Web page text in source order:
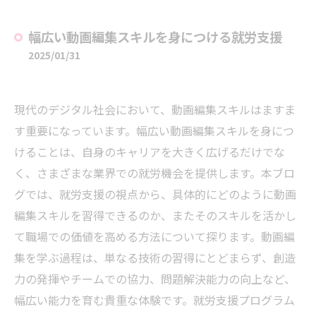
幅広い動画編集スキルを身につける就労支援
2025/01/31
現代のデジタル社会において、動画編集スキルはますま
す重要になっています。幅広い動画編集スキルを身につ
けることは、自身のキャリアを大きく広げるだけでな
く、さまざまな業界での就労機会を提供します。本ブロ
グでは、就労支援の視点から、具体的にどのように動画
編集スキルを習得できるのか、またそのスキルを活かし
て職場での価値を高める方法について探ります。動画編
集を学ぶ過程は、単なる技術の習得にとどまらず、創造
力の発揮やチームでの協力、問題解決能力の向上など、
幅広い能力を育む貴重な体験です。就労支援プログラム